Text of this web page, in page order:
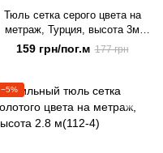
Тюль сетка серого цвета на
метраж, Турция, высота 3м
(Orkidze-12)
159 грн/пог.м 177 грн
−5%